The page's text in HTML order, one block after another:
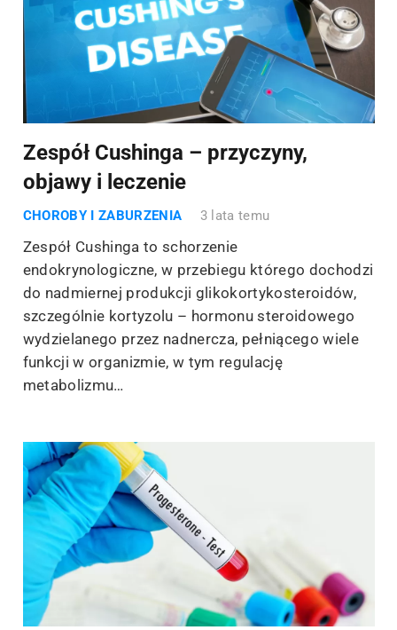
Zespół Cushinga – przyczyny,
objawy i leczenie
CHOROBY I ZABURZENIA 3 lata temu
Zespół Cushinga to schorzenie
endokrynologiczne, w przebiegu którego dochodzi
do nadmiernej produkcji glikokortykosteroidów,
szczególnie kortyzolu – hormonu steroidowego
wydzielanego przez nadnercza, pełniącego wiele
funkcji w organizmie, w tym regulację
metabolizmu…